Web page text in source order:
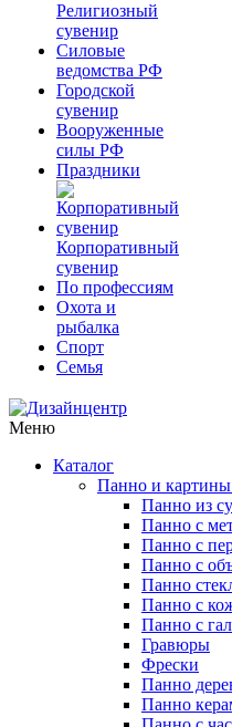
Религиозный
сувенир
Силовые
ведомства РФ
Городской
сувенир
Вооруженные
силы РФ
Праздники
Корпоративный
сувенир
По профессиям
Охота и
рыбалка
Спорт
Семья
Меню
Каталог
Панно и картины
Панно из
Панно с
Панно с
Панно с
Панно
Панно с
Панно с
Гравюры
Фрески
Панно
Панно